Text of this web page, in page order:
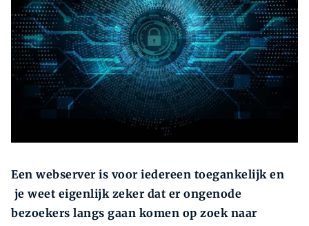
Zoeken Zoek
Een webserver is voor iedereen toegankelijk en
je weet eigenlijk zeker dat er ongenode
bezoekers langs gaan komen op zoek naar